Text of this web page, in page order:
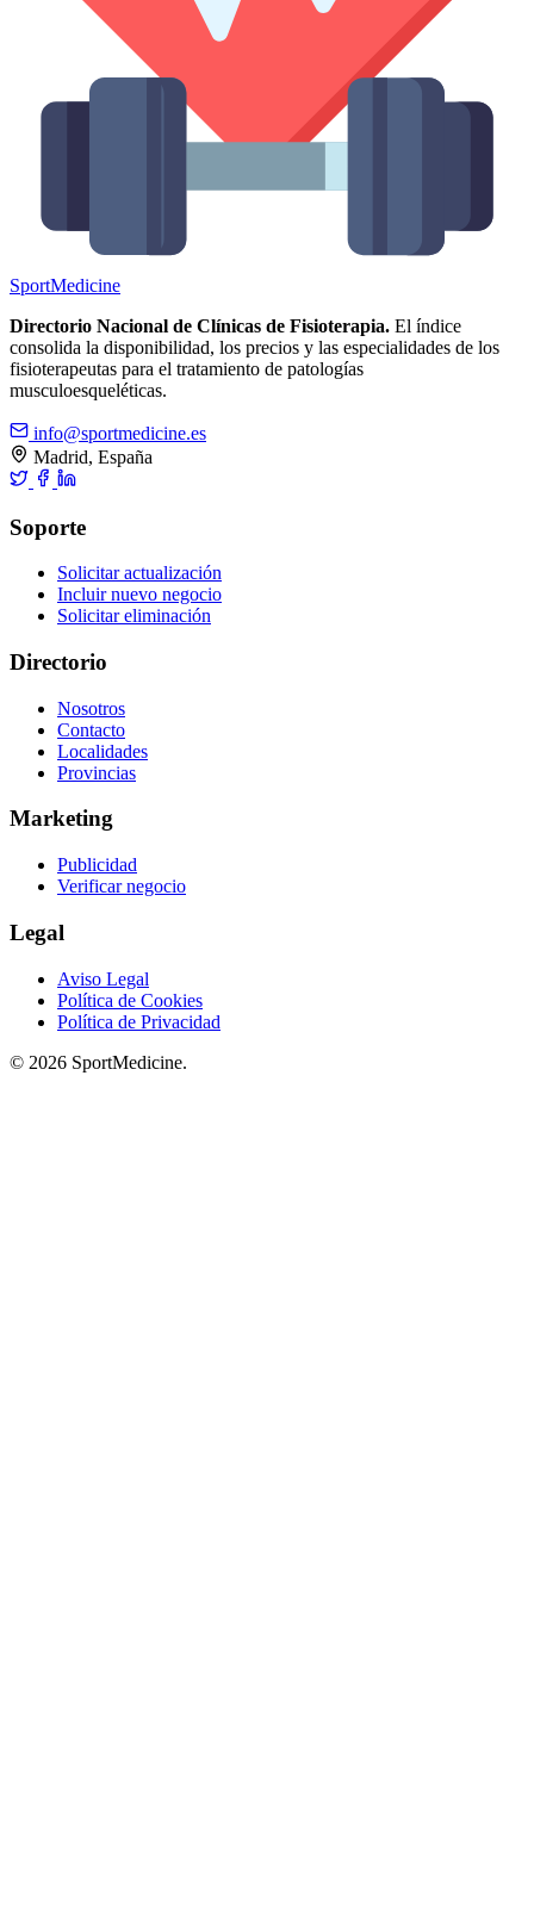
SportMedicine
Directorio Nacional de Clínicas de Fisioterapia. El índice
consolida la disponibilidad, los precios y las especialidades de los
fisioterapeutas para el tratamiento de patologías
musculoesqueléticas.
info@sportmedicine.es
Madrid, España
Soporte
Solicitar actualización
Incluir nuevo negocio
Solicitar eliminación
Directorio
Nosotros
Contacto
Localidades
Provincias
Marketing
Publicidad
Verificar negocio
Legal
Aviso Legal
Política de Cookies
Política de Privacidad
© 2026 SportMedicine.